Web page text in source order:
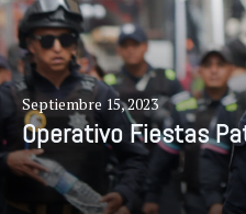
Septiembre 15, 2023
Operativo Fiestas